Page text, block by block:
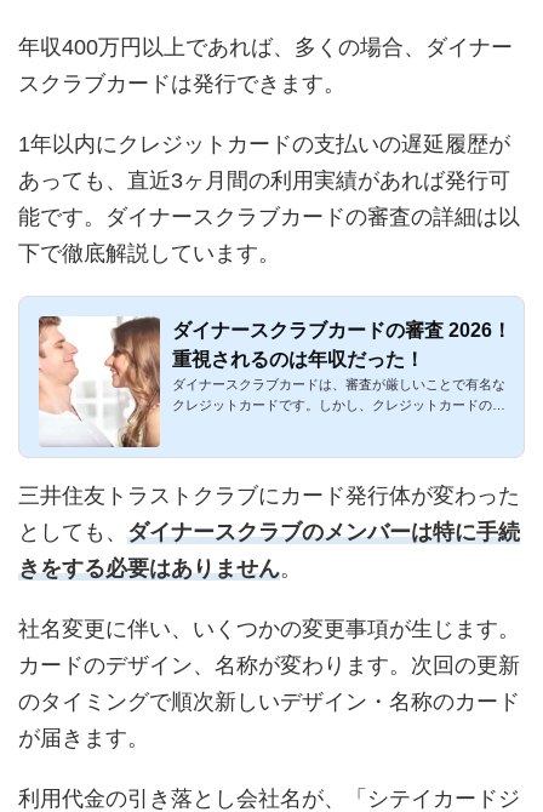
年収400万円以上であれば、多くの場合、ダイナー
スクラブカードは発行できます。
1年以内にクレジットカードの支払いの遅延履歴が
あっても、直近3ヶ月間の利用実績があれば発行可
能です。ダイナースクラブカードの審査の詳細は以
下で徹底解説しています。
ダイナースクラブカードの審査 2026！
重視されるのは年収だった！
ダイナースクラブカードは、審査が厳しいことで有名な
クレジットカードです。しかし、クレジットカードの審
三井住友トラストクラブにカード発行体が変わった
としても、 ダイナースクラブのメンバーは特に手続
きをする必要はありません。
社名変更に伴い、いくつかの変更事項が生じます。
カードのデザイン、名称が変わります。次回の更新
のタイミングで順次新しいデザイン・名称のカード
が届きます。
利用代金の引き落とし会社名が、「シテイカードジ